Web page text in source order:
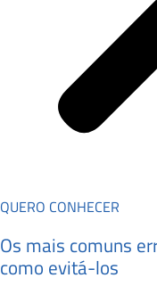
QUERO CONHECER
Os mais comuns
como evitá-los